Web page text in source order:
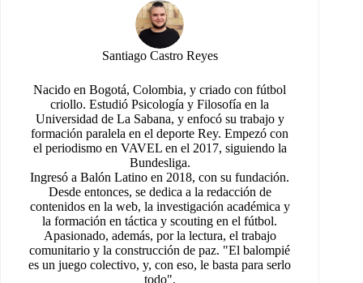
Santiago Castro Reyes
Nacido en Bogotá, Colombia, y criado con fútbol
criollo. Estudió Psicología y Filosofía en la
Universidad de La Sabana, y enfocó su trabajo y
formación paralela en el deporte Rey. Empezó con
el periodismo en VAVEL en el 2017, siguiendo la
Bundesliga.
Ingresó a Balón Latino en 2018, con su fundación.
Desde entonces, se dedica a la redacción de
contenidos en la web, la investigación académica y
la formación en táctica y scouting en el fútbol.
Apasionado, además, por la lectura, el trabajo
comunitario y la construcción de paz. "El balompié
es un juego colectivo, y, con eso, le basta para serlo
todo".